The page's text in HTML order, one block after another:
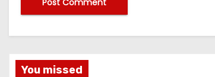
You missed